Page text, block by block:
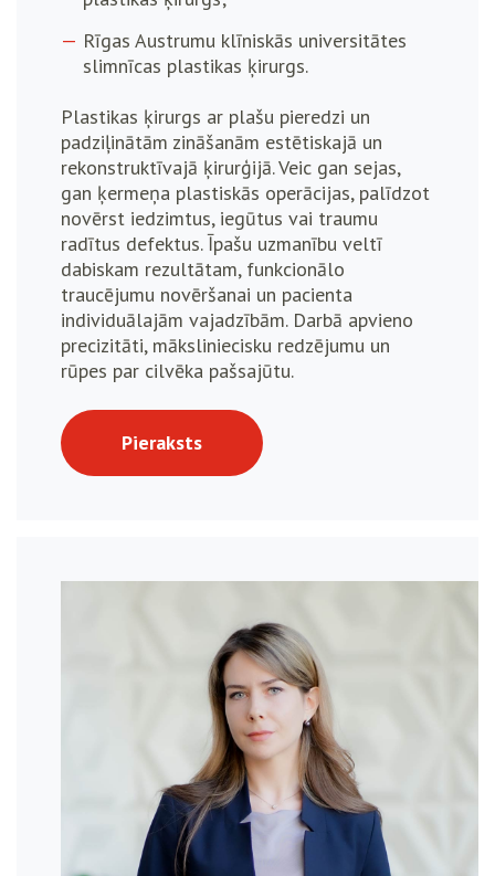
Rīgas Austrumu klīniskās universitātes
slimnīcas plastikas ķirurgs.
Plastikas ķirurgs ar plašu pieredzi un
padziļinātām zināšanām estētiskajā un
rekonstruktīvajā ķirurģijā. Veic gan sejas,
gan ķermeņa plastiskās operācijas, palīdzot
novērst iedzimtus, iegūtus vai traumu
radītus defektus. Īpašu uzmanību veltī
dabiskam rezultātam, funkcionālo
traucējumu novēršanai un pacienta
individuālajām vajadzībām. Darbā apvieno
precizitāti, māksliniecisku redzējumu un
rūpes par cilvēka pašsajūtu.
Pieraksts